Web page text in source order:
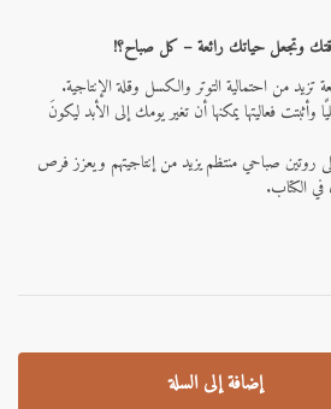
وتجعل حياتك رائعة – كل صباح؟!‬
وأثبتت فعاليتها يمكنها أن تغير يومك إلى الأبد ليكونَ
روتين صباحي منتظم يزيد من إنتاجيتهم ويعزز فرص
الكتاب.
إضافة إلى السلة